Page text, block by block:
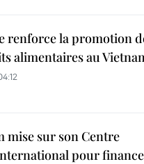
renforce la promotion
alimentaires au
mise sur son Centre
pour